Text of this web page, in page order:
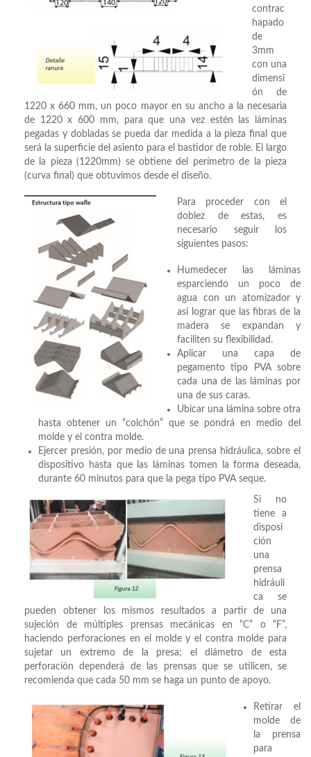
contrac
hapado
de
3mm
con una
dimensi
ón de
1220 x 660 mm, un poco mayor en su ancho a la necesaria
de 1220 x 600 mm, para que una vez estén las láminas
pegadas y dobladas se pueda dar medida a la pieza final que
será la superficie del asiento para el bastidor de roble. El largo
de la pieza (1220mm) se obtiene del perímetro de la pieza
(curva final) que obtuvimos desde el diseño.
Para proceder con el
doblez de estas, es
necesario seguir los
siguientes pasos:
Humedecer las láminas
esparciendo un poco de
agua con un atomizador y
así lograr que las fibras de la
madera se expandan y
faciliten su flexibilidad.
Aplicar una capa de
pegamento tipo PVA sobre
cada una de las láminas por
una de sus caras.
Ubicar una lámina sobre otra
hasta obtener un “colchón” que se pondrá en medio del
molde y el contra molde.
Ejercer presión, por medio de una prensa hidráulica, sobre el
dispositivo hasta que las láminas tomen la forma deseada,
durante 60 minutos para que la pega tipo PVA seque.
Si no
tiene a
disposi
ción
una
prensa
hidráuli
ca se
pueden obtener los mismos resultados a partir de una
sujeción de múltiples prensas mecánicas en “C” o “F”,
haciendo perforaciones en el molde y el contra molde para
sujetar un extremo de la presa; el diámetro de esta
perforación dependerá de las prensas que se utilicen, se
recomienda que cada 50 mm se haga un punto de apoyo.
Retirar el
molde de
la prensa
para